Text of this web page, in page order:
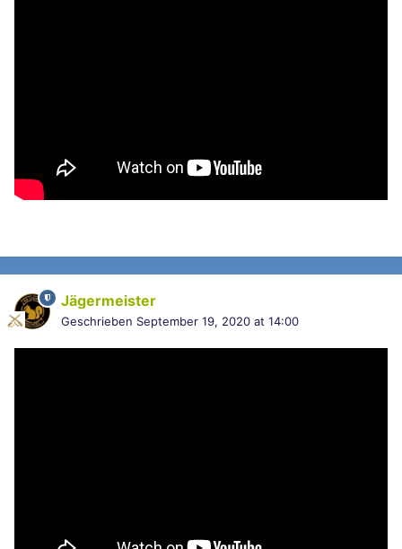
Jägermeister
Geschrieben September 19, 2020 at 14:00